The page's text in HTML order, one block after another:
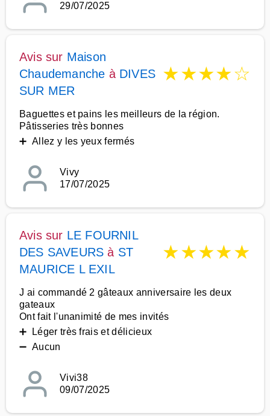
29/07/2025
Avis sur Maison
Chaudemanche à DIVES
SUR MER
★★★★☆
Baguettes et pains les meilleurs de la région.
Pâtisseries très bonnes
➕ Allez y les yeux fermés
Vivy
17/07/2025
Avis sur LE FOURNIL
DES SAVEURS à ST
MAURICE L EXIL
★★★★★
J ai commandé 2 gâteaux anniversaire les deux
gateaux
Ont fait l'unanimité de mes invités
➕ Léger très frais et délicieux
➖ Aucun
Vivi38
09/07/2025